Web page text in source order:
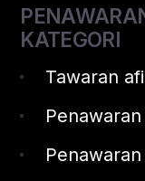
KATEGORI
Tawaran